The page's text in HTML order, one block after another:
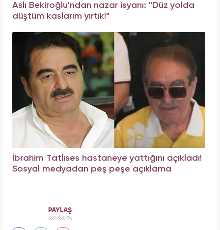
Aslı Bekiroğlu'ndan nazar isyanı: "Düz yolda
düştüm kaslarım yırtık!"
İbrahim Tatlıses hastaneye yattığını açıkladı!
Sosyal medyadan peş peşe açıklama
PAYLAŞ